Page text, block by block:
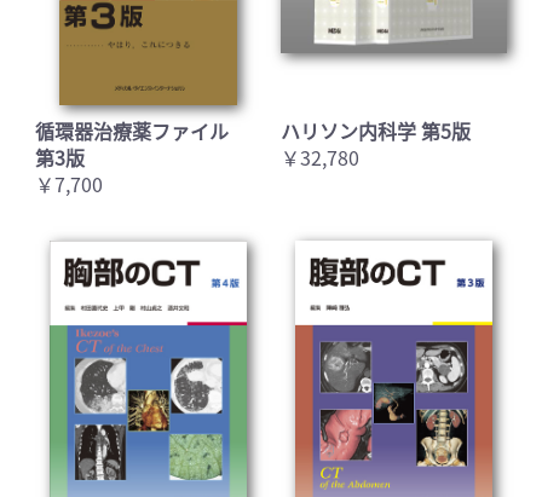
循環器治療薬ファイル
第3版
￥7,700
ハリソン内科学 第5版
￥32,780